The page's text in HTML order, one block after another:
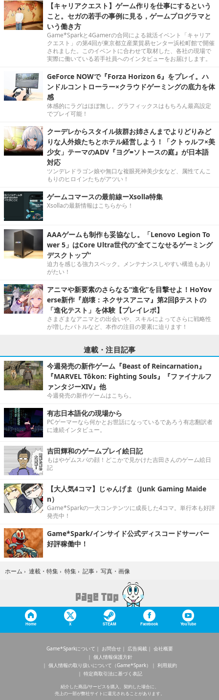
【キャリアクエスト】ゲーム作りを仕事にするという
こと。セガの若手の事例に見る，ゲームプログラマと
いう働き方
Game*Sparkと4Gamerの合同による就活イベント「キャリア
クエスト」の第4回が東京都立産業貿易センター浜松町館で開催
されました。このイベントに合わせて取材した、各社の現場で
実際に働いている若手社員へのインタビューをお届けします。
GeForce NOWで『Forza Horizon 6』をプレイ。ハ
ンドルコントローラー×クラウドゲーミングの底力を体
感
体感的にラグはほぼ無し。グラフィックスはもちろん最高設定
でプレイ可能！
クーデレからスタイル抜群お姉さんまでよりどりみど
りな人外娘たちとホテル経営しよう！「クトゥルフ×美
少女」テーマのADV『ヨグ=ソトースの庭』が日本語
対応
ツンデレドラゴン娘や無口な複眼死神美少女など、属性てんこ
もりのヒロインたちがアツい！
ゲームコマースの最前線ーXsolla特集
Xsollaの最新情報はこちらから！
AAAゲームも制作も妥協なし。「Lenovo Legion To
wer 5」はCore Ultra世代の“全てこなせるゲーミング
デスクトップ”
迫力を感じる強力スペック。メンテナンスしやすい構造もあり
がたい！
アニマや新要素のさらなる“進化”を目撃せよ！HoYov
erse新作『崩壊：ネクサスアニマ』第2回βテストの
「進化テスト」を体験【プレイレポ】
さまざまなアニマとの出会いや、スキルによってさらに戦略性
が増したバトルなど、本作の注目の要素に迫ります！
連載・注目記事
今週発売の新作ゲーム『Beast of Reincarnation』
『MARVEL Tōkon: Fighting Souls』『ファイナルフ
ァンタジーXIV』他
今週発売の新作ゲームはこちら。
有志日本語化の現場から
PCゲーマーなら何かとお世話になっているであろう有志翻訳者
に連続インタビュー。
吉田輝和のゲームプレイ絵日記
もはやゲムスパの顔！どこかで見かけた吉田さんのゲーム絵日
記
【大人気4コマ】じゃんげま（Junk Gaming Maide
n）
Game*Sparkの一大コンテンツに成長した4コマ。単行本も好評
発売中！
Game*Spark/インサイド公式ディスコードサーバー
好評稼働中！
ホーム › 連載・特集 › 特集 › 記事 › 写真・画像
Home X STEAM Facebook YouTube
Game*Sparkについて お問合せ 広告掲載
会社概要
個人情報保護方針
個人情報の取り扱いについて（Game*Spark）
利用規約
特定商取引法に基づく表記
紹介した商品/サービスを購入、契約した場合に、
売上の一部が弊社サイトに還元されることがあります。